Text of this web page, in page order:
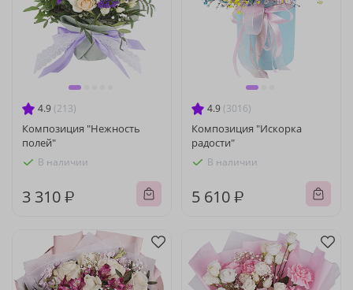
4.9 (213)
Композиция "Нежность
полей"
В наличии
3 310 ₽
4.9 (3016)
Композиция "Искорка
радости"
В наличии
5 610 ₽